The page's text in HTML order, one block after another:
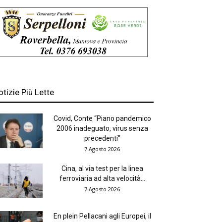
Più Lette
Covid, Conte “Piano pandemico
2006 inadeguato, virus senza
precedenti”
7 Agosto 2026
Cina, al via test per la linea
ferroviaria ad alta velocità...
7 Agosto 2026
En plein Pellacani agli Europei, il